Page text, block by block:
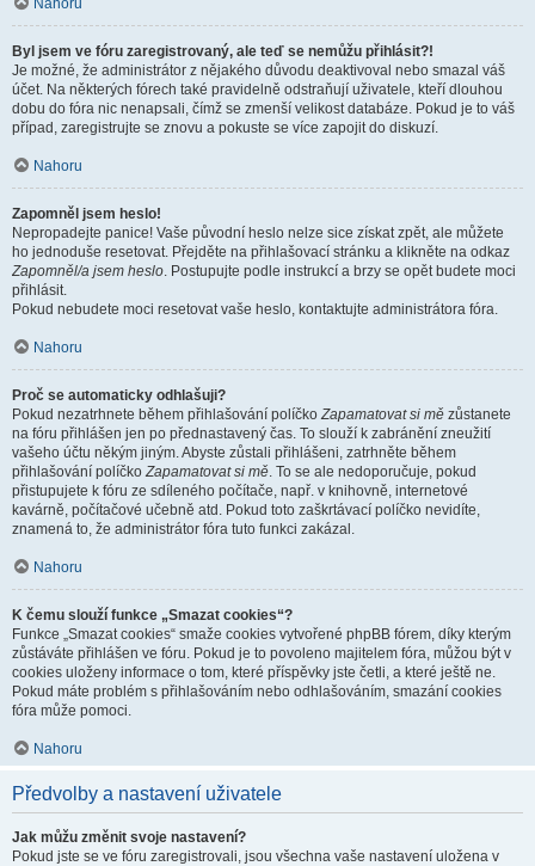
Nahoru
Byl jsem ve fóru zaregistrovaný, ale teď se nemůžu přihlásit?!
Je možné, že administrátor z nějakého důvodu deaktivoval nebo smazal váš
účet. Na některých fórech také pravidelně odstraňují uživatele, kteří dlouhou
dobu do fóra nic nenapsali, čímž se zmenší velikost databáze. Pokud je to váš
případ, zaregistrujte se znovu a pokuste se více zapojit do diskuzí.
Nahoru
Zapomněl jsem heslo!
Nepropadejte panice! Vaše původní heslo nelze sice získat zpět, ale můžete
ho jednoduše resetovat. Přejděte na přihlašovací stránku a klikněte na odkaz
Zapomněl/a jsem heslo. Postupujte podle instrukcí a brzy se opět budete moci
přihlásit.
Pokud nebudete moci resetovat vaše heslo, kontaktujte administrátora fóra.
Nahoru
Proč se automaticky odhlašuji?
Pokud nezatrhnete během přihlašování políčkoZapamatovat si mě zůstanete
na fóru přihlášen jen po přednastavený čas. To slouží k zabránění zneužití
vašeho účtu někým jiným. Abyste zůstali přihlášeni, zatrhněte během
přihlašování políčkoZapamatovat si mě. To se ale nedoporučuje, pokud
přistupujete k fóru ze sdíleného počítače, např. v knihovně, internetové
kavárně, počítačové učebně atd. Pokud toto zaškrtávací políčko nevidíte,
znamená to, že administrátor fóra tuto funkci zakázal.
Nahoru
K čemu slouží funkce „Smazat cookies“?
Funkce „Smazat cookies“ smaže cookies vytvořené phpBB fórem, díky kterým
zůstáváte přihlášen ve fóru. Pokud je to povoleno majitelem fóra, můžou být v
cookies uloženy informace o tom, které příspěvky jste četli, a které ještě ne.
Pokud máte problém s přihlašováním nebo odhlašováním, smazání cookies
fóra může pomoci.
Nahoru
Předvolby a nastavení uživatele
Jak můžu změnit svoje nastavení?
Pokud jste se ve fóru zaregistrovali, jsou všechna vaše nastavení uložena v